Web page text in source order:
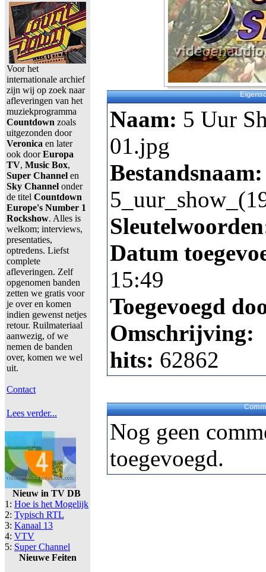
Voor het
internationale archief
zijn wij op zoek naar
afleveringen van het
muziekprogramma
Countdown zoals
uitgezonden door
Veronica en later
ook doorEuropa
TV, Music Box,
Super Channel en
Sky Channel onder
de titel Countdown
Europe's Number 1
Rockshow. Alles is
welkom; interviews,
presentaties,
optredens. Liefst
complete
afleveringen. Zelf
opgenomen banden
zetten we gratis voor
je over en komen
indien gewenst netjes
retour. Ruilmateriaal
aanwezig, of we
nemen de banden
over, komen we wel
uit.
Contact
Lees verder...
Nieuw in TV DB
1: Hoe is het Mogelijk
2: Typisch RTL
3: Kanaal 13
4: VTV
5: Super Channel
Nieuwe Feiten
Naam: 5 Uur
01.jpg
Bestandsnaam:
Datum
15:49
Toegevoegd
Omschrijving:
hits: 62862
Nog geen
toegevoegd.